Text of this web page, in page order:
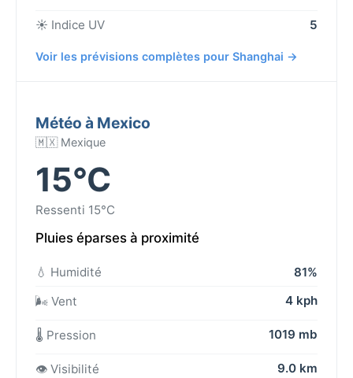
☀️ Indice UV 5
Voir les prévisions complètes pour Shanghai →
Météo à Mexico
🇲🇽 Mexique
15°C
Ressenti 15°C
Pluies éparses à proximité
💧 Humidité
81%
🌬️ Vent
4 kph
🌡️ Pression 1019 mb
👁️ Visibilité 9.0 km